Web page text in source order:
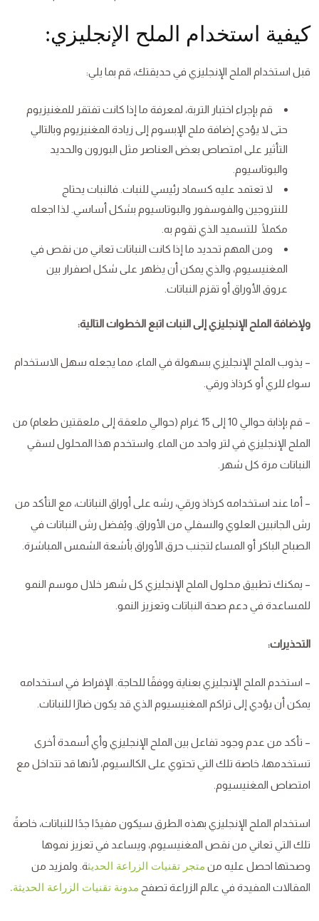
كيفية استخدام الملح الإنجليزي:
قبل استخدام الملح الإنجليزي في حديقتك، قم بما يلي:
قم بإجراء اختبار التربة، لمعرفة ما إذا كانت تفتقر للمغنيزيوم
حتى لا يؤدي إضافة ملح الإبسوم إلى زيادة المغنيزيوم وبالتالي
التأثير على امتصاص بعض العناصر مثل البورون والحديد
والبوتاسيوم.
لا تعتمد عليه كسماد رئيسي للنبات. فالنبات يحتاج
للنتروجين والفوسفور والبوتاسيوم بشكل أساسي. لذا اجعله
مكملًا للتسميد الذي تقوم به.
ومن المهم تحديد ما إذا كانت النباتات تعاني من نقص في
المغنيسيوم، والذي يمكن أن يظهر على شكل اصفرار بين
عروق الأوراق أو تقزم النباتات.
ولإضافة الملح الإنجليزي إلى النبات اتبع الخطوات التالية:
– يذوب الملح الإنجليزي بسهولة في الماء، مما يجعله سهل الاستخدام
سواء للري أو كرذاذ ورقي.
– قم بإذابة حوالي 10 إلى 15 غرام (حوالي ملعقة إلى ملعقتين طعام) من
الملح الإنجليزي في لتر واحد من الماء. واستخدم هذا المحلول لسقي
النباتات مرة كل شهر.
– أما عند استخدامه كرذاذ ورقي، رشه على أوراق النباتات، مع التأكد من
رش الجانبين العلوي والسفلي من الأوراق. ويُفضل رش النباتات في
الصباح الباكر أو المساء لتجنب حرق الأوراق بأشعة الشمس المباشرة.
– يمكنك تطبيق محلول الملح الإنجليزي كل شهر خلال موسم النمو
للمساعدة في دعم صحة النباتات وتعزيز النمو.
التحذيرات:
– استخدم الملح الإنجليزي بعناية ووفقًا للحاجة. الإفراط في استخدامه
يمكن أن يؤدي إلى تراكم المغنيسيوم الذي قد يكون ضارًا للنباتات.
– تأكد من عدم وجود تفاعل بين الملح الإنجليزي وأي أسمدة أخرى
تستخدمها، خاصة تلك التي تحتوي على الكالسيوم، لأنها قد تتداخل مع
امتصاص المغنيسيوم.
استخدام الملح الإنجليزي بهذه الطرق سيكون مفيدًا جدًا للنباتات، خاصةً
تلك التي تعاني من نقص المغنيسيوم، ويساعد في تعزيز نموها
وصحتها احصل عليه من متجر تقنيات الزراعة الحديثة. ولمزيد من
المقالات المفيدة في عالم الزراعة تصفح مدونة تقنيات الزراعة الحديثة.